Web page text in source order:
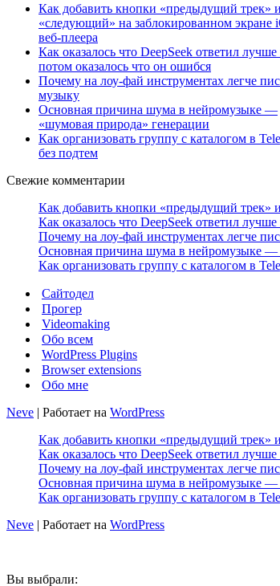
Как добавить кнопки «предыдущий трек» и
«следующий» на заблокированном экране
веб‑плеера
Как оказалось что DeepSeek ответил
потом оказалось что он ошибся
Почему на лоу-фай инструментах легче
музыку
Основная причина шума в нейромузыке —
«шумовая природа» генерации
Как организовать группу с каталогом в
без подтем
Свежие комментарии
Как добавить кнопки «предыдущий трек»
Как оказалось что DeepSeek ответил
Почему на лоу-фай инструментах легче
Основная причина шума в нейромузыке —
Как организовать группу с каталогом в
Сайтодел
Прогер
Videomaking
Обо всем
WordPress Plugins
Browser extensions
Обо мне
Neve | Работает на WordPress
Как добавить кнопки «предыдущий трек»
Как оказалось что DeepSeek ответил
Почему на лоу-фай инструментах легче
Основная причина шума в нейромузыке —
Как организовать группу с каталогом в
Neve | Работает на WordPress
Вы выбрали: